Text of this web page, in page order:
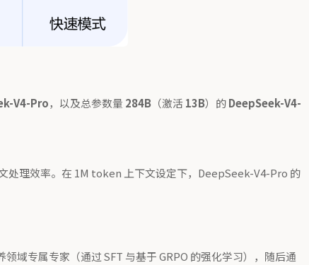
V4-Pro，以及总参数量 284B （激活 13B）的DeepSeek-V4-
处理效率。在 1M token 上下文设定下，DeepSeek-V4-Pro 的
域专属专家（通过 SFT 与基于 GRPO 的强化学习），随后通